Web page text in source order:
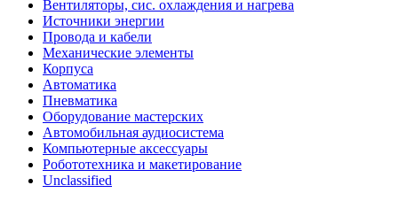
Вентиляторы, сис. охлаждения и нагрева
Источники энергии
Провода и кабели
Механические элементы
Корпуса
Автоматика
Пневматика
Оборудование мастерских
Автомобильная аудиосистема
Компьютерные аксессуары
Робототехника и макетирование
Unclassified